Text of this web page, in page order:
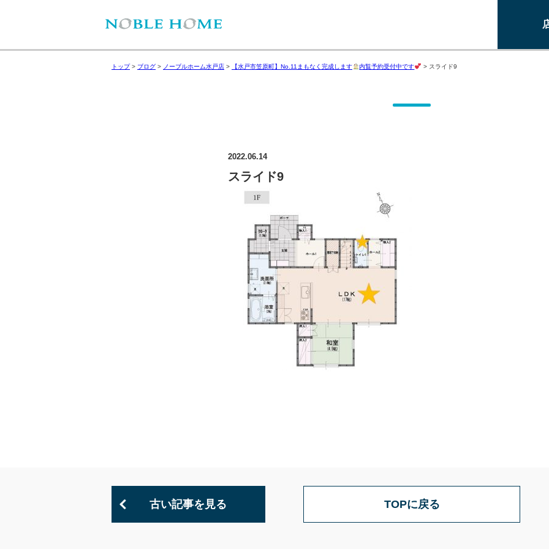
トップ> ブログ > ノーブルホーム水戸店 > 【水戸市笠原町】No.11まもなく完成します 内覧予約受付中です > スライド9
2022.06.14
スライド9
古い記事を見る TOPに戻る